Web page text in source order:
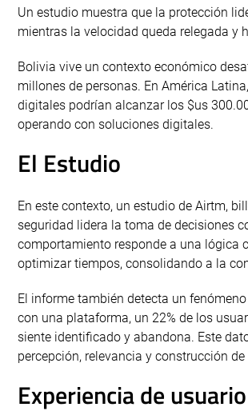
Un estudio muestra que la protección
mientras la velocidad queda relegada y
Bolivia vive un contexto económico
millones de personas. En América
digitales podrían alcanzar los $us
operando con soluciones digitales.
El Estudio
En este contexto, un estudio de Airtm,
seguridad lidera la toma de decisiones
comportamiento responde a una lógica
optimizar tiempos, consolidando a la
El informe también detecta un
con una plataforma, un 22% de los
siente identificado y abandona. Este
percepción, relevancia y construcción
Experiencia de usuario